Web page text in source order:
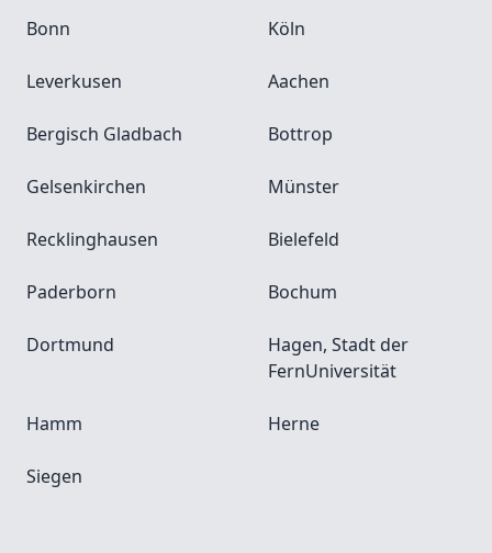
Bonn Köln
Leverkusen Aachen
Bergisch Gladbach Bottrop
Gelsenkirchen Münster
Recklinghausen Bielefeld
Paderborn Bochum
Dortmund
Hagen, Stadt der
FernUniversität
Hamm Herne
Siegen